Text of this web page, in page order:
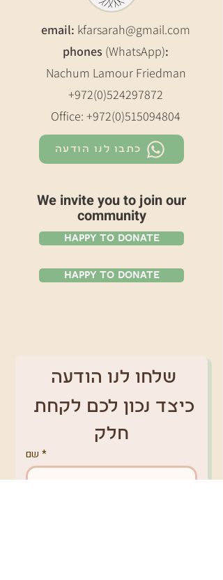
email: kfarsarah@gmail.com
phones (WhatsApp):
Nachum Lamour Friedman
+972(0)524297872
Office: +972(0)515094804
כתבו לנו הודעה
We invite you to join our
community
Happy To Donate
Happy To Donate
שלחו לנו הודעה
חלק
שם *